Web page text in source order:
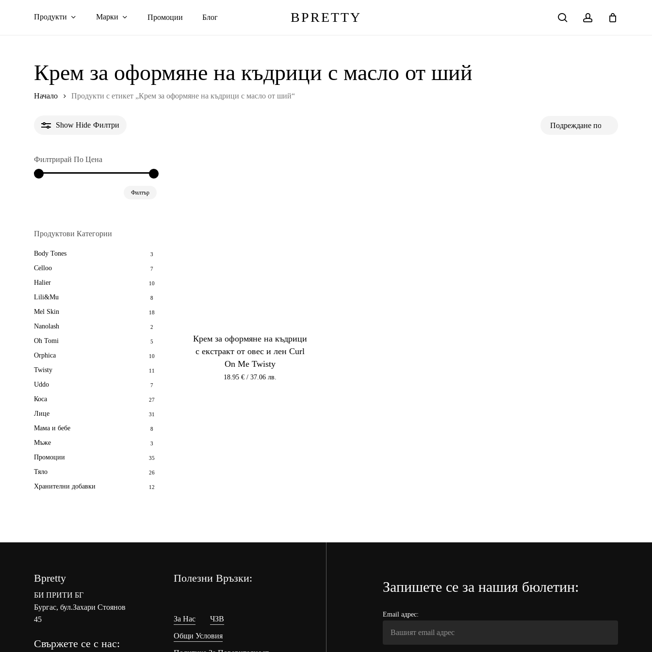
BPRETTY
Продукти Марки Промоции Блог search account
Крем за оформяне на къдрици с масло от ший
Начало Продукти с етикет „Крем за оформяне на къдрици с масло от ший“
Show Hide Филтри
Филтрирай По Цена
Филтър
Продуктови Категории
Body Tones 3
Celloo 7
Halier 10
Lili&Mu 8
Mel Skin 18
Nanolash 2
Oh Tomi 5
Orphica 10
Twisty 11
Uddo 7
Коса 27
Лице 31
Мама и бебе 8
Мъже 3
Промоции 35
Тяло 26
Хранителни добавки 12
Крем за оформяне на къдрици
с екстракт от овес и лен Curl
On Me Twisty
18.95 €/ 37.06 лв.
Bpretty
БИ ПРИТИ БГ
Бургас, бул.Захари Стоянов
45
Свържете се с нас:
Полезни Връзки:
За Нас ЧЗВ
Общи Условия
Запишете се за нашия бюлетин:
Email адрес: